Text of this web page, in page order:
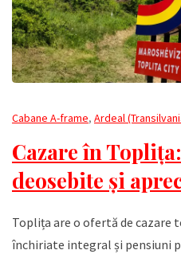
Cabane A-frame, Ardeal
Cazare în
deosebite și
Toplița are o ofertă de cazare
închiriate integral și pensiuni